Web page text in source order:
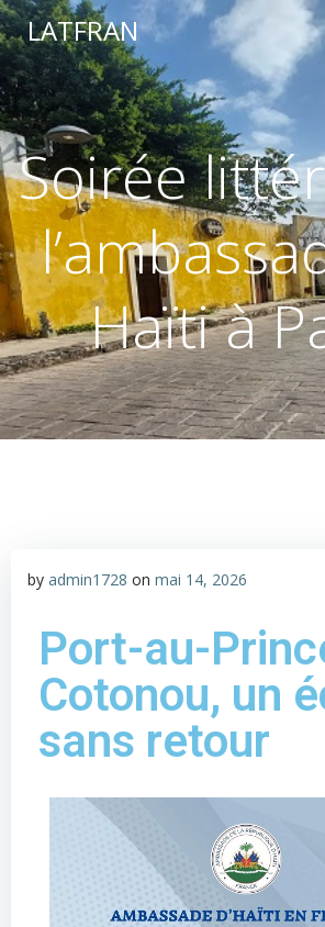
LATFRAN
Soirée
Haïti à
by admin1728 on mai 14, 2026
Port-au-
Cotonou, un
sans retour